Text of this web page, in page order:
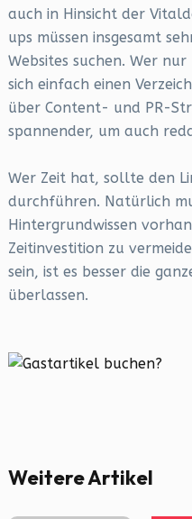
auch in Hinsicht der
ups müssen insgesamt
Websites suchen. Wer
sich einfach einen
über Content- und PR-
spannender, um auch
Wer Zeit hat, sollte den
durchführen. Natürlich
Hintergrundwissen
Zeitinvestition zu
sein, ist es besser die
überlassen.
Weitere Artikel